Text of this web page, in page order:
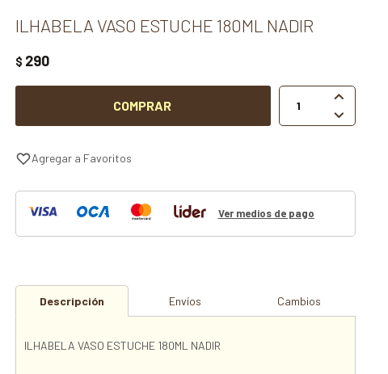
ILHABELA VASO ESTUCHE 180ML NADIR
$ 290
COMPRAR


Ver medios de pago
Descripción Envíos Cambios
ILHABELA VASO ESTUCHE 180ML NADIR